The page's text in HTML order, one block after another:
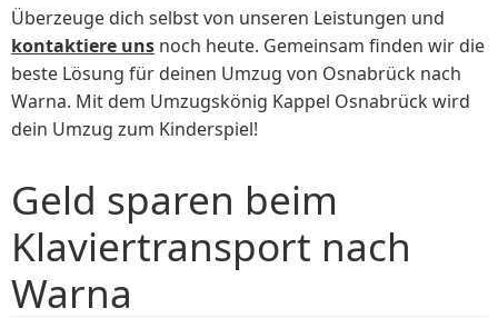
Überzeuge dich selbst von unseren Leistungen und
kontaktiere uns noch heute. Gemeinsam finden wir die
beste Lösung für deinen Umzug von Osnabrück nach
Warna. Mit dem Umzugskönig Kappel Osnabrück wird
dein Umzug zum Kinderspiel!
Geld sparen beim
Klaviertransport nach
Warna